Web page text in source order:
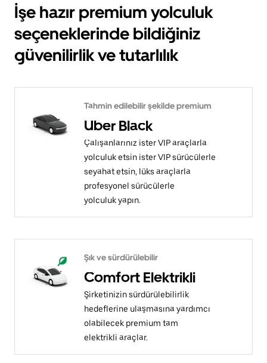
İşe hazır premium yolculuk
seçeneklerinde bildiğiniz
güvenilirlik ve tutarlılık
Tahmin edilebilir şekilde premium
Uber Black
Çalışanlarınız ister VIP araçlarla
yolculuk etsin ister VIP sürücülerle
seyahat etsin, lüks araçlarla
profesyonel sürücülerle
yolculuk yapın.
Şık ve sürdürülebilir
Comfort Elektrikli
Şirketinizin sürdürülebilirlik
hedeflerine ulaşmasına yardımcı
olabilecek premium tam
elektrikli araçlar.